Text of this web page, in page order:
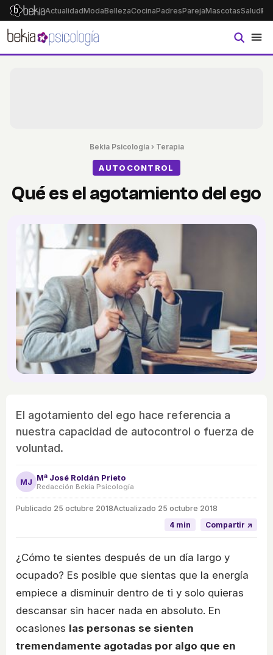
ActualidadModaBellezaCocinaPadresParejaMascotasSalud
Bekia Psicología› Terapia
AUTOCONTROL
Qué es el agotamiento del ego
El agotamiento del ego hace referencia a
nuestra capacidad de autocontrol o fuerza de
voluntad.
MJ Mª José Roldán Prieto
Redacción Bekia Psicología
Publicado 25 octubre 2018Actualizado 25 octubre 2018
4 min
Compartir ↗
¿Cómo te sientes después de un día largo y
ocupado? Es posible que sientas que la energía
empiece a disminuir dentro de ti y solo quieras
descansar sin hacer nada en absoluto. En
ocasiones las personas se sienten
tremendamente agotadas por algo que en